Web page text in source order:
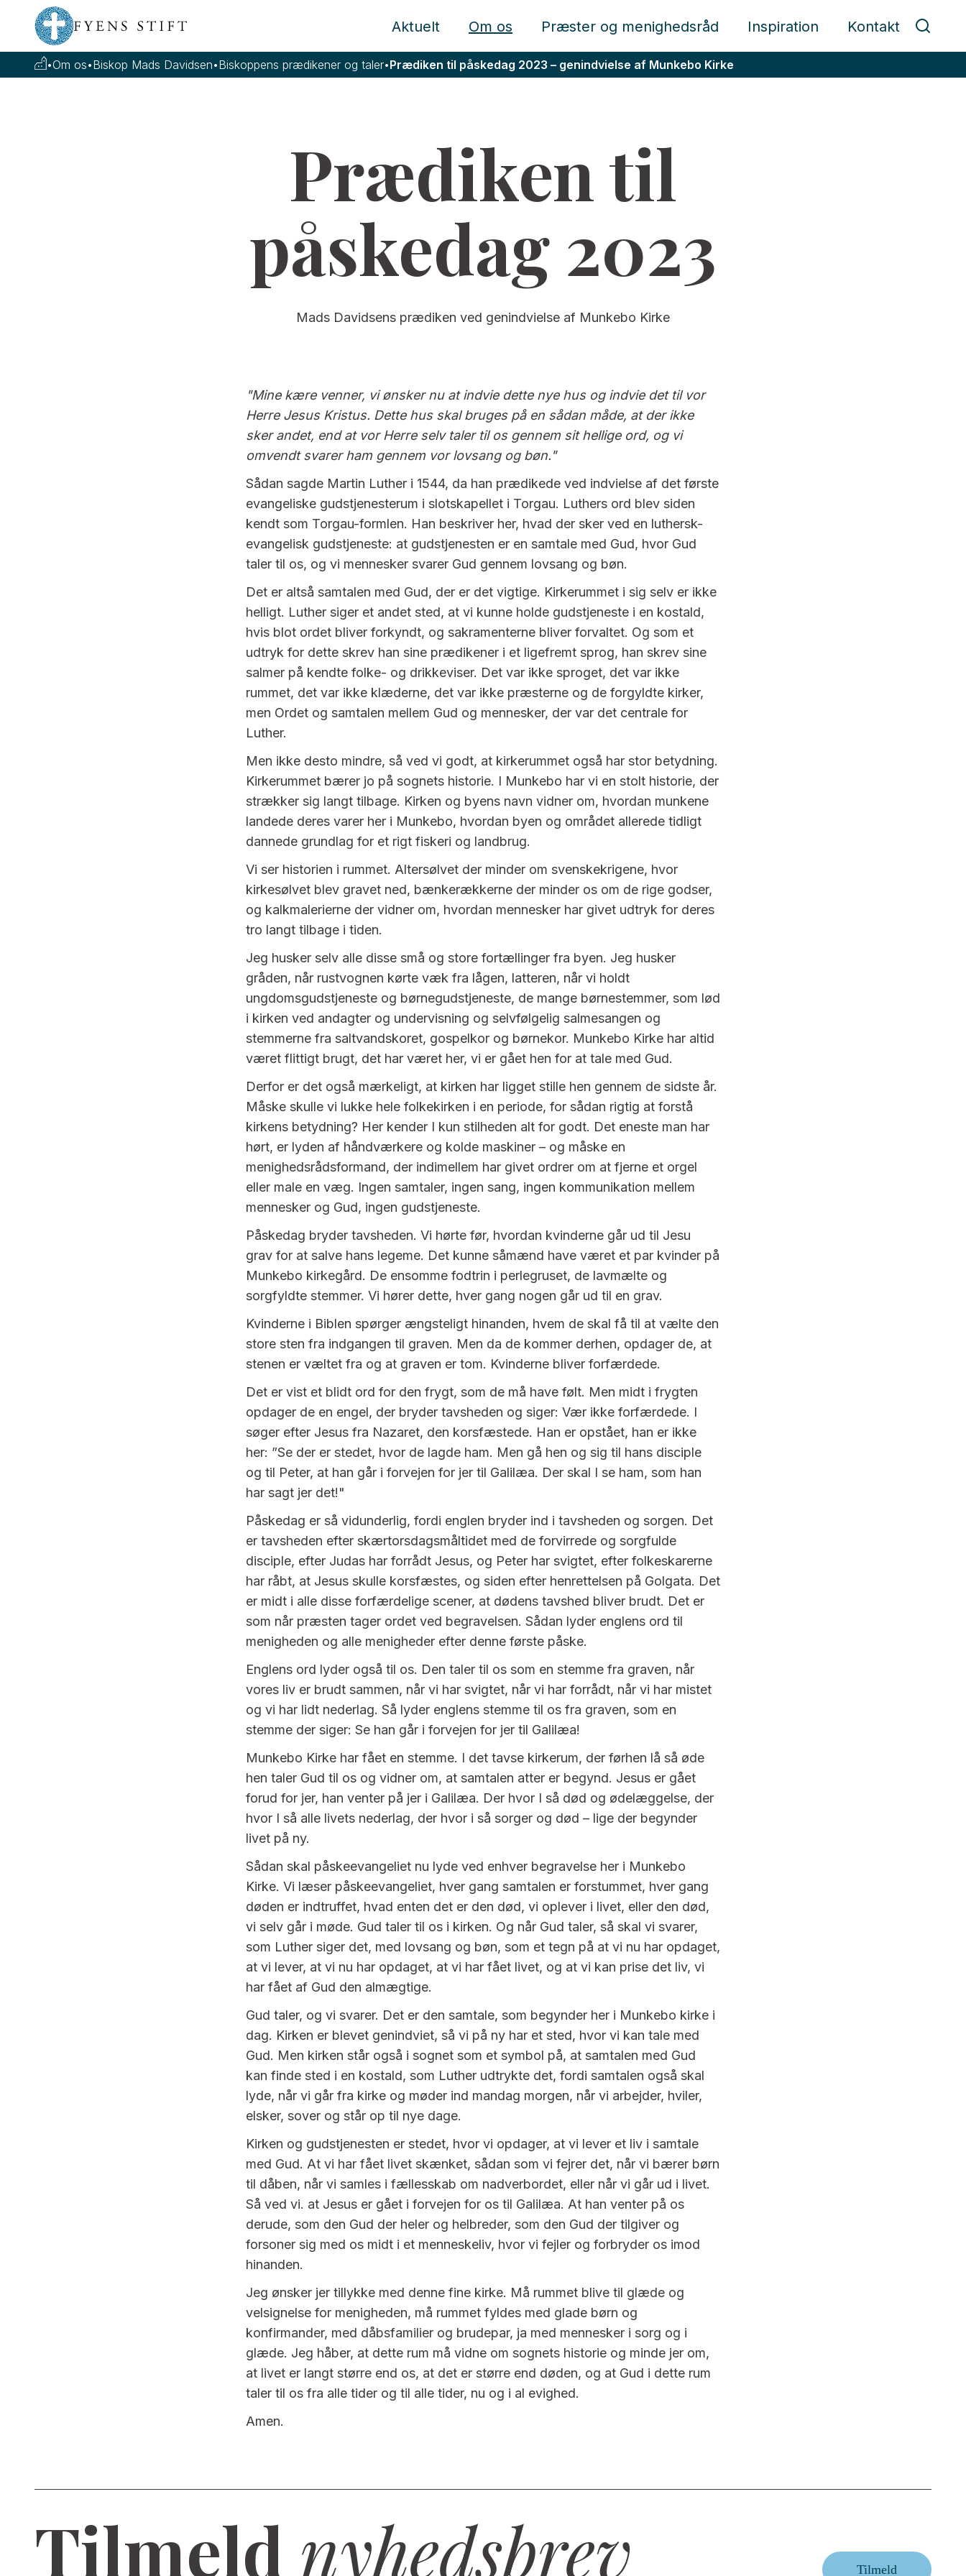
Aktuelt Om os Præster og menighedsråd Inspiration Kontakt
•Om os•Biskop Mads Davidsen•Biskoppens prædikener og taler•Prædiken til påskedag 2023 – genindvielse af Munkebo Kirke
Prædiken til
påskedag 2023
Mads Davidsens prædiken ved genindvielse af Munkebo Kirke
"Mine kære venner, vi ønsker nu at indvie dette nye hus og indvie det til vor
Herre Jesus Kristus. Dette hus skal bruges på en sådan måde, at der ikke
sker andet, end at vor Herre selv taler til os gennem sit hellige ord, og vi
omvendt svarer ham gennem vor lovsang og bøn."
Sådan sagde Martin Luther i 1544, da han prædikede ved indvielse af det første
evangeliske gudstjenesterum i slotskapellet i Torgau. Luthers ord blev siden
kendt som Torgau-formlen. Han beskriver her, hvad der sker ved en luthersk-
evangelisk gudstjeneste: at gudstjenesten er en samtale med Gud, hvor Gud
taler til os, og vi mennesker svarer Gud gennem lovsang og bøn.
Det er altså samtalen med Gud, der er det vigtige. Kirkerummet i sig selv er ikke
helligt. Luther siger et andet sted, at vi kunne holde gudstjeneste i en kostald,
hvis blot ordet bliver forkyndt, og sakramenterne bliver forvaltet. Og som et
udtryk for dette skrev han sine prædikener i et ligefremt sprog, han skrev sine
salmer på kendte folke- og drikkeviser. Det var ikke sproget, det var ikke
rummet, det var ikke klæderne, det var ikke præsterne og de forgyldte kirker,
men Ordet og samtalen mellem Gud og mennesker, der var det centrale for
Luther.
Men ikke desto mindre, så ved vi godt, at kirkerummet også har stor betydning.
Kirkerummet bærer jo på sognets historie. I Munkebo har vi en stolt historie, der
strækker sig langt tilbage. Kirken og byens navn vidner om, hvordan munkene
landede deres varer her i Munkebo, hvordan byen og området allerede tidligt
dannede grundlag for et rigt fiskeri og landbrug.
Vi ser historien i rummet. Altersølvet der minder om svenskekrigene, hvor
kirkesølvet blev gravet ned, bænkerækkerne der minder os om de rige godser,
og kalkmalerierne der vidner om, hvordan mennesker har givet udtryk for deres
tro langt tilbage i tiden.
Jeg husker selv alle disse små og store fortællinger fra byen. Jeg husker
gråden, når rustvognen kørte væk fra lågen, latteren, når vi holdt
ungdomsgudstjeneste og børnegudstjeneste, de mange børnestemmer, som lød
i kirken ved andagter og undervisning og selvfølgelig salmesangen og
stemmerne fra saltvandskoret, gospelkor og børnekor. Munkebo Kirke har altid
været flittigt brugt, det har været her, vi er gået hen for at tale med Gud.
Derfor er det også mærkeligt, at kirken har ligget stille hen gennem de sidste år.
Måske skulle vi lukke hele folkekirken i en periode, for sådan rigtig at forstå
kirkens betydning? Her kender I kun stilheden alt for godt. Det eneste man har
hørt, er lyden af håndværkere og kolde maskiner – og måske en
menighedsrådsformand, der indimellem har givet ordrer om at fjerne et orgel
eller male en væg. Ingen samtaler, ingen sang, ingen kommunikation mellem
mennesker og Gud, ingen gudstjeneste.
Påskedag bryder tavsheden. Vi hørte før, hvordan kvinderne går ud til Jesu
grav for at salve hans legeme. Det kunne såmænd have været et par kvinder på
Munkebo kirkegård. De ensomme fodtrin i perlegruset, de lavmælte og
sorgfyldte stemmer. Vi hører dette, hver gang nogen går ud til en grav.
Kvinderne i Biblen spørger ængsteligt hinanden, hvem de skal få til at vælte den
store sten fra indgangen til graven. Men da de kommer derhen, opdager de, at
stenen er væltet fra og at graven er tom. Kvinderne bliver forfærdede.
Det er vist et blidt ord for den frygt, som de må have følt. Men midt i frygten
opdager de en engel, der bryder tavsheden og siger: Vær ikke forfærdede. I
søger efter Jesus fra Nazaret, den korsfæstede. Han er opstået, han er ikke
her: ”Se der er stedet, hvor de lagde ham. Men gå hen og sig til hans disciple
og til Peter, at han går i forvejen for jer til Galilæa. Der skal I se ham, som han
har sagt jer det!"
Påskedag er så vidunderlig, fordi englen bryder ind i tavsheden og sorgen. Det
er tavsheden efter skærtorsdagsmåltidet med de forvirrede og sorgfulde
disciple, efter Judas har forrådt Jesus, og Peter har svigtet, efter folkeskarerne
har råbt, at Jesus skulle korsfæstes, og siden efter henrettelsen på Golgata. Det
er midt i alle disse forfærdelige scener, at dødens tavshed bliver brudt. Det er
som når præsten tager ordet ved begravelsen. Sådan lyder englens ord til
menigheden og alle menigheder efter denne første påske.
Englens ord lyder også til os. Den taler til os som en stemme fra graven, når
vores liv er brudt sammen, når vi har svigtet, når vi har forrådt, når vi har mistet
og vi har lidt nederlag. Så lyder englens stemme til os fra graven, som en
stemme der siger: Se han går i forvejen for jer til Galilæa!
Munkebo Kirke har fået en stemme. I det tavse kirkerum, der førhen lå så øde
hen taler Gud til os og vidner om, at samtalen atter er begynd. Jesus er gået
forud for jer, han venter på jer i Galilæa. Der hvor I så død og ødelæggelse, der
hvor I så alle livets nederlag, der hvor i så sorger og død – lige der begynder
livet på ny.
Sådan skal påskeevangeliet nu lyde ved enhver begravelse her i Munkebo
Kirke. Vi læser påskeevangeliet, hver gang samtalen er forstummet, hver gang
døden er indtruffet, hvad enten det er den død, vi oplever i livet, eller den død,
vi selv går i møde. Gud taler til os i kirken. Og når Gud taler, så skal vi svarer,
som Luther siger det, med lovsang og bøn, som et tegn på at vi nu har opdaget,
at vi lever, at vi nu har opdaget, at vi har fået livet, og at vi kan prise det liv, vi
har fået af Gud den almægtige.
Gud taler, og vi svarer. Det er den samtale, som begynder her i Munkebo kirke i
dag. Kirken er blevet genindviet, så vi på ny har et sted, hvor vi kan tale med
Gud. Men kirken står også i sognet som et symbol på, at samtalen med Gud
kan finde sted i en kostald, som Luther udtrykte det, fordi samtalen også skal
lyde, når vi går fra kirke og møder ind mandag morgen, når vi arbejder, hviler,
elsker, sover og står op til nye dage.
Kirken og gudstjenesten er stedet, hvor vi opdager, at vi lever et liv i samtale
med Gud. At vi har fået livet skænket, sådan som vi fejrer det, når vi bærer børn
til dåben, når vi samles i fællesskab om nadverbordet, eller når vi går ud i livet.
Så ved vi. at Jesus er gået i forvejen for os til Galilæa. At han venter på os
derude, som den Gud der heler og helbreder, som den Gud der tilgiver og
forsoner sig med os midt i et menneskeliv, hvor vi fejler og forbryder os imod
hinanden.
Jeg ønsker jer tillykke med denne fine kirke. Må rummet blive til glæde og
velsignelse for menigheden, må rummet fyldes med glade børn og
konfirmander, med dåbsfamilier og brudepar, ja med mennesker i sorg og i
glæde. Jeg håber, at dette rum må vidne om sognets historie og minde jer om,
at livet er langt større end os, at det er større end døden, og at Gud i dette rum
taler til os fra alle tider og til alle tider, nu og i al evighed.
Amen.
Tilmeld nyhedsbrev Tilmeld